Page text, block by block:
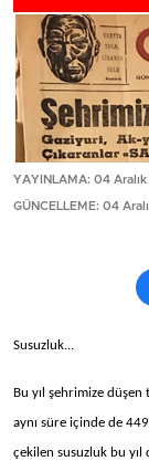
YAYINLAMA: 04
GÜNCELLEME: 04
Susuzluk...
Bu yıl şehrimize düşen
aynı süre içinde de
çekilen susuzluk bu yıl